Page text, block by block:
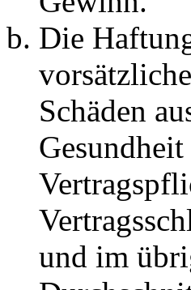
Die
Schäden
und im